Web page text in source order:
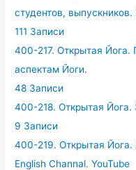
студентов,
111 Записи
400-217. Открытая Йога.
аспектам Йоги.
48 Записи
400-218. Открытая Йога.
9 Записи
400-219. Открытая Йога.
English Channal. YouTube